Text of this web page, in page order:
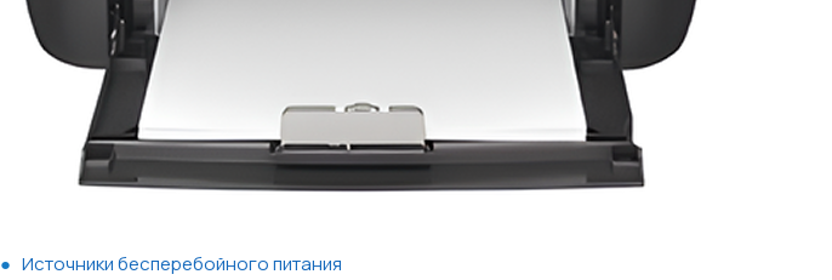
Источники бесперебойного питания